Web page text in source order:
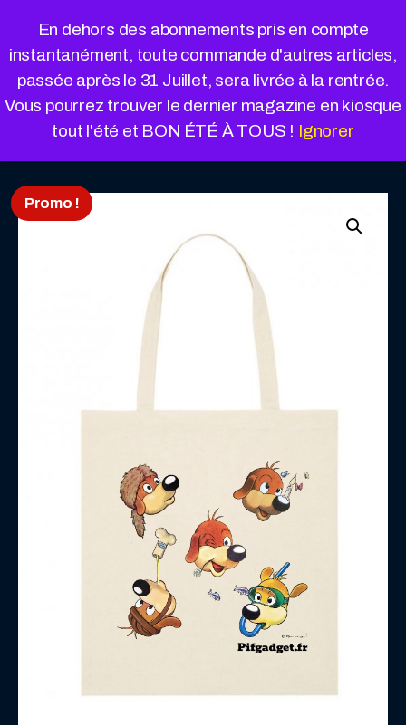
En dehors des abonnements pris en compte
instantanément, toute commande d'autres articles,
passée après le 31 Juillet, sera livrée à la rentrée.
Vous pourrez trouver le dernier magazine en kiosque
tout l'été et BON ÉTÉ À TOUS ! Ignorer
« Retour à la boutique Panier
Promo !